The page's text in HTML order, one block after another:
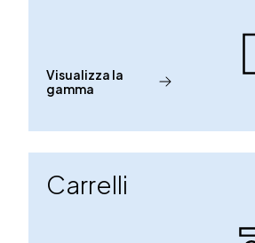
Visualizza la
gamma
Carrelli